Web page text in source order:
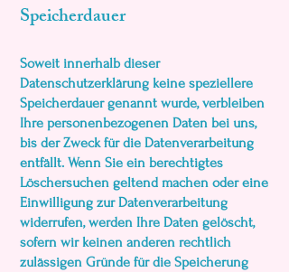
Speicherdauer
Soweit innerhalb dieser
Datenschutzerklärung keine speziellere
Speicherdauer genannt wurde, verbleiben
Ihre personenbezogenen Daten bei uns,
bis der Zweck für die Datenverarbeitung
entfällt. Wenn Sie ein berechtigtes
Löschersuchen geltend machen oder eine
Einwilligung zur Datenverarbeitung
widerrufen, werden Ihre Daten gelöscht,
sofern wir keinen anderen rechtlich
zulässigen Gründe für die Speicherung